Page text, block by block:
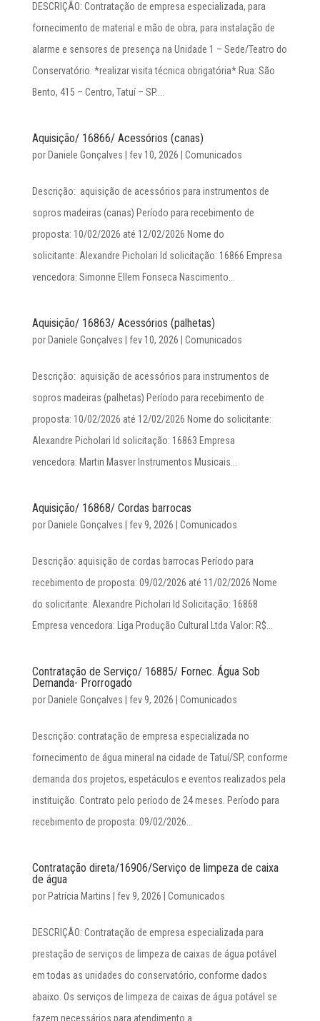
DESCRIÇÃO: Contratação de empresa especializada, para
fornecimento de material e mão de obra, para instalação de
alarme e sensores de presença na Unidade 1 – Sede/Teatro do
Conservatório. *realizar visita técnica obrigatória* Rua: São
Bento, 415 – Centro, Tatuí – SP....
Aquisição/ 16866/ Acessórios (canas)
por Daniele Gonçalves fev 10, 2026 Comunicados
Descrição: aquisição de acessórios para instrumentos de
sopros madeiras (canas) Período para recebimento de
proposta: 10/02/2026 até 12/02/2026 Nome do
solicitante: Alexandre Picholari Id solicitação: 16866 Empresa
vencedora: Simonne Ellem Fonseca Nascimento...
Aquisição/ 16863/ Acessórios (palhetas)
por Daniele Gonçalves fev 10, 2026 Comunicados
Descrição: aquisição de acessórios para instrumentos de
sopros madeiras (palhetas) Período para recebimento de
proposta: 10/02/2026 até 12/02/2026 Nome do solicitante:
Alexandre Picholari Id solicitação: 16863 Empresa
vencedora: Martin Masver Instrumentos Musicais...
Aquisição/ 16868/ Cordas barrocas
por Daniele Gonçalves fev 9, 2026 Comunicados
Descrição: aquisição de cordas barrocas Período para
recebimento de proposta: 09/02/2026 até 11/02/2026 Nome
do solicitante: Alexandre Picholari Id Solicitação: 16868
Empresa vencedora: Liga Produção Cultural Ltda Valor: R$...
Contratação de Serviço/ 16885/ Fornec. Água Sob
Demanda- Prorrogado
por Daniele Gonçalves fev 9, 2026 Comunicados
Descrição: contratação de empresa especializada no
fornecimento de água mineral na cidade de Tatuí/SP, conforme
demanda dos projetos, espetáculos e eventos realizados pela
instituição. Contrato pelo período de 24 meses. Período para
recebimento de proposta: 09/02/2026...
Contratação direta/16906/Serviço de limpeza de caixa
de água
por Patrícia Martins fev 9, 2026 Comunicados
DESCRIÇÃO: Contratação de empresa especializada para
prestação de serviços de limpeza de caixas de água potável
em todas as unidades do conservatório, conforme dados
abaixo. Os serviços de limpeza de caixas de água potável se
fazem necessários para atendimento a...